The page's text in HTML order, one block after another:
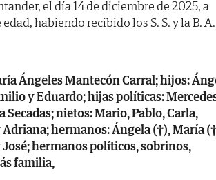
el día 14 de diciembre de 2025, a
habiendo recibido los S. S. y la B. A.
Ángeles Mantecón Carral; hijos:
y Eduardo; hijas políticas:
nietos: Mario, Pablo, Carla,
hermanos: Ángela (†), María
hermanos políticos, sobrinos,
familia,